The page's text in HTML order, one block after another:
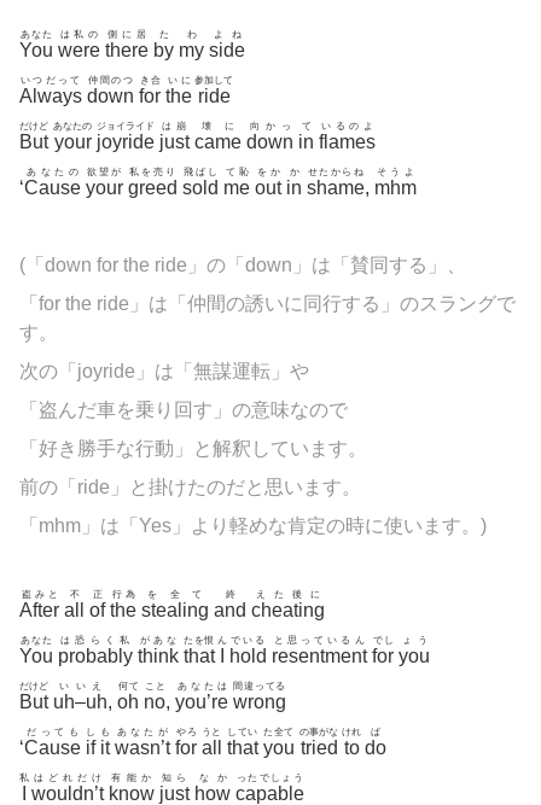
You
あなた
were
は私の
there
側に居
by
た
my
わ
side
よね
Always
いつだって
down
仲間のつ
for
き合
the
いに
ride
参加して
But
だけど
your
あなたの
joyride
ジョイライド
just
は崩
came
壊に
down
向かっ
in
て
flames
いるのよ
‘Cause
あなたの
your
欲望が
greed
私を売り
sold
飛ばし
me
て恥
out
をか
in
か
shame
せたからね
, mhm
そうよ
(「down for the ride」の「down」は「賛同する」、
「for the ride」は「仲間の誘いに同行する」のスラングで
す。
次の「joyride」は「無謀運転」や
「盗んだ車を乗り回す」の意味なので
「好き勝手な行動」と解釈しています。
前の「ride」と掛けたのだと思います。
「mhm」は「Yes」より軽めな肯定の時に使います。)
After
盗みと
all
不
of
正
the
行為
stealing
を全て
and
終
cheating
えた後に
You
あなた
probably
は恐らく私
think
があな
that
たを恨 ん
hold
でいる
resentment
と思っているん
for
でし
you
ょう
But
だけど
uh
い
–
い
uh
え
, oh
何て
no
こと
, you’re
あなたは
wrong
間違ってる
‘Cause
だっても
if
し
it
も
wasn’t
あなたが
for
やろ
all
うと
that
してい
you
た全て
tried
の事がな
to
けれ
do
ば
私
wouldn’t
はどれだけ
know
有能か
just
知ら
how
なか
capable
ったでしょう